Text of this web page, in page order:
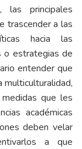
las principales
trascender a las
hacia las
o estrategias de
entender que
que les
académicas
deben velar
a que